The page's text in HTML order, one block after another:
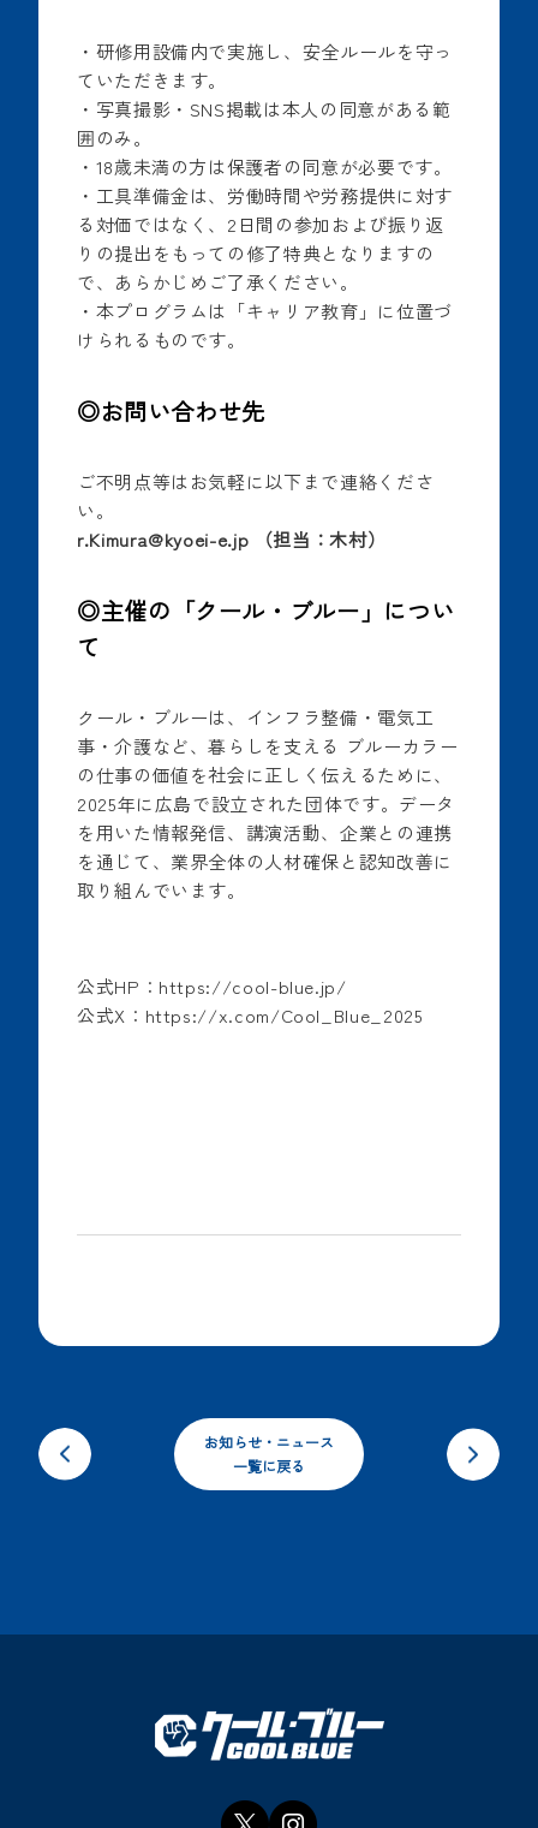
・研修用設備内で実施し、安全ルールを守っ
ていただきます。
・写真撮影・SNS掲載は本人の同意がある範
囲のみ。
・18歳未満の方は保護者の同意が必要です。
・工具準備金は、労働時間や労務提供に対す
る対価ではなく、2日間の参加および振り返
りの提出をもっての修了特典となりますの
で、あらかじめご了承ください。
・本プログラムは「キャリア教育」に位置づ
けられるものです。
◎お問い合わせ先
ご不明点等はお気軽に以下まで連絡くださ
い。
r.Kimura@kyoei-e.jp （担当：木村）
◎主催の「クール・ブルー」につい
て
クール・ブルーは、インフラ整備・電気工
事・介護など、暮らしを支える ブルーカラー
の仕事の価値を社会に正しく伝えるために、
2025年に広島で設立された団体です。データ
を用いた情報発信、講演活動、企業との連携
を通じて、業界全体の人材確保と認知改善に
取り組んでいます。
公式HP： https://cool-blue.jp/
公式X： https://x.com/Cool_Blue_2025
お知らせ・ニュース
一覧に戻る